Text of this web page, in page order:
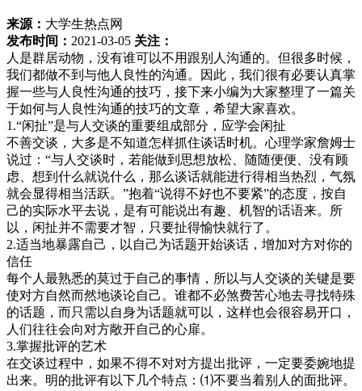
来源： 大学生热点网
发布时间： 2021-03-05 关注：
人是群居动物，没有谁可以不用跟别人沟通的。但很多时候，
我们都做不到与他人良性的沟通。因此，我们很有必要认真掌
握一些与人良性沟通的技巧，接下来小编为大家整理了一篇关
于如何与人良性沟通的技巧的文章，希望大家喜欢。
1.“闲扯”是与人交谈的重要组成部分，应学会闲扯
不善交谈，大多是不知道怎样抓住谈话时机。心理学家詹姆士
说过：“与人交谈时，若能做到思想放松、随随便便、没有顾
虑、想到什么就说什么，那么谈话就能进行得相当热烈，气氛
就会显得相当活跃。”抱着“说得不好也不要紧”的态度，按自
己的实际水平去说，是有可能说出有趣、机智的话语来。所
以，闲扯并不需要才智，只要扯得愉快就行了。
2.适当地暴露自己，以自己为话题开始谈话，增加对方对你的
信任
每个人最熟悉的莫过于自己的事情，所以与人交谈的关键是要
使对方自然而然地谈论自己。谁都不必煞费苦心地去寻找特殊
的话题，而只需以自身为话题就可以，这样也会很容易开口，
人们往往会向对方敞开自己的心扉。
3.掌握批评的艺术
在交谈过程中，如果不得不对对方提出批评，一定要委婉地提
出来。明的批评有以下几个特点：⑴不要当着别人的面批评。